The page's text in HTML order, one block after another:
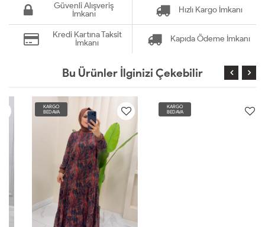
Güvenli Alışveriş
İmkanı
Hızlı Kargo İmkanı
Kredi Kartına Taksit
İmkanı
Kapıda Ödeme İmkanı
Bu Ürünler İlginizi Çekebilir
KARGO
BEDAVA
KARGO
BEDAVA